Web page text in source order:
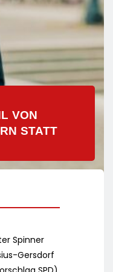
VON
STATT
Spinner
Gersdorf